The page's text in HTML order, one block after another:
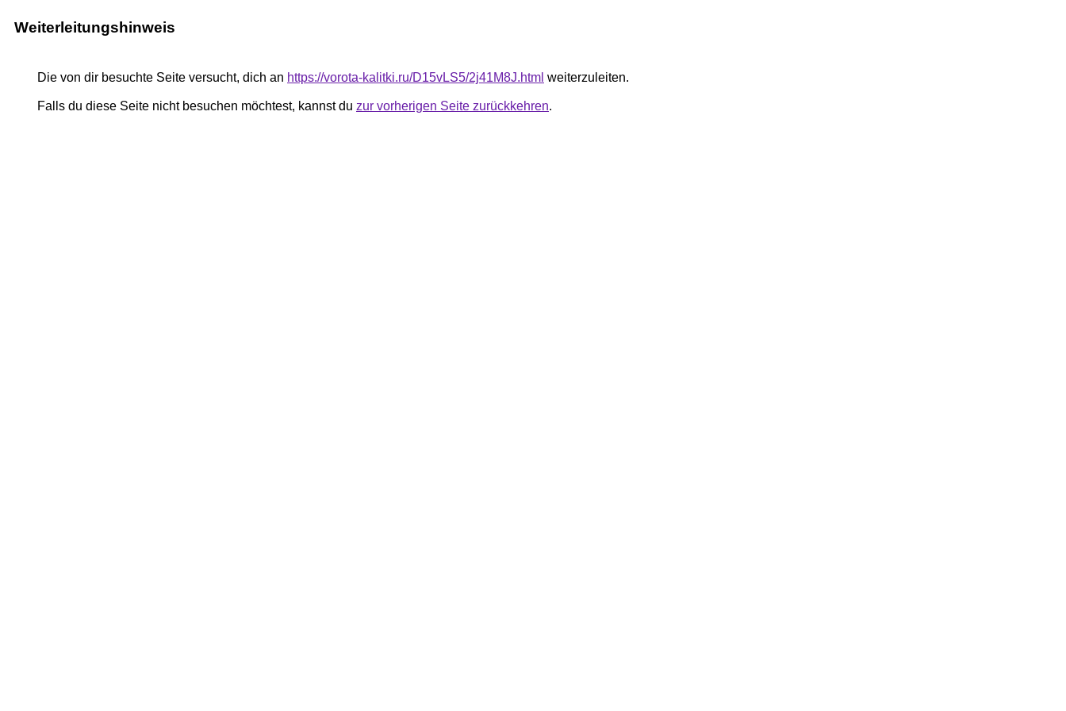
Weiterleitungshinweis
Die von dir besuchte Seite versucht, dich an https://vorota-kalitki.ru/D15vLS5/2j41M8J.html weiterzuleiten.
Falls du diese Seite nicht besuchen möchtest, kannst du zur vorherigen Seite zurückkehren.